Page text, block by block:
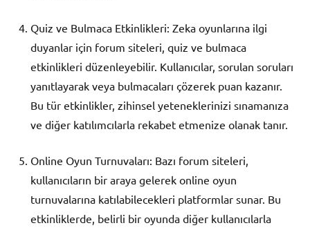
Quiz ve Bulmaca Etkinlikleri: Zeka oyunlarına ilgi
duyanlar için forum siteleri, quiz ve bulmaca
etkinlikleri düzenleyebilir. Kullanıcılar, sorulan soruları
yanıtlayarak veya bulmacaları çözerek puan kazanır.
Bu tür etkinlikler, zihinsel yeteneklerinizi sınamanıza
ve diğer katılımcılarla rekabet etmenize olanak tanır.
Online Oyun Turnuvaları: Bazı forum siteleri,
kullanıcıların bir araya gelerek online oyun
turnuvalarına katılabilecekleri platformlar sunar. Bu
etkinliklerde, belirli bir oyunda diğer kullanıcılarla